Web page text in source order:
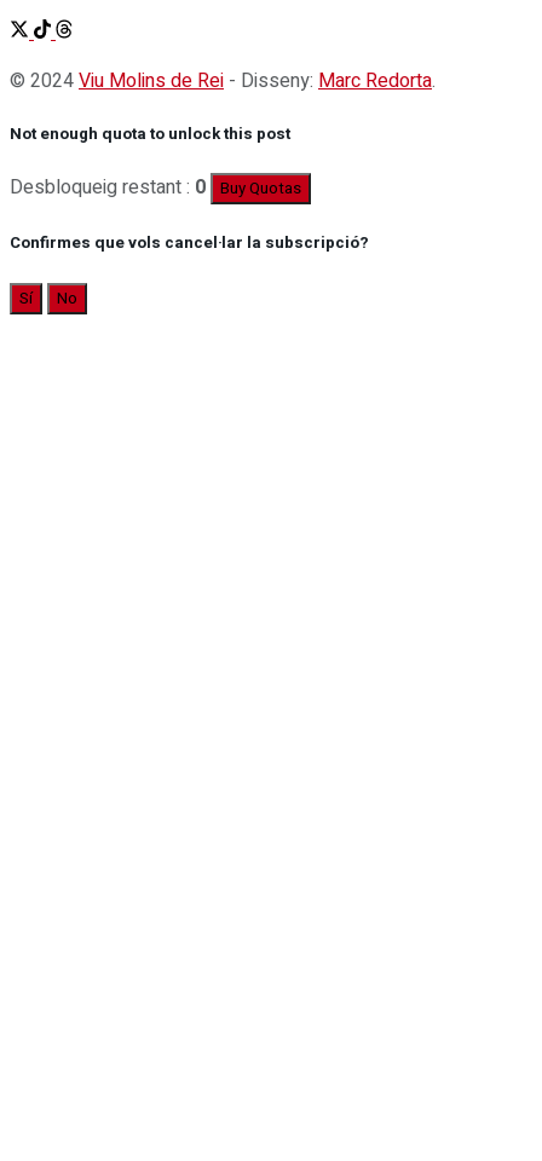
© 2024Viu Molins de Rei - Disseny: Marc Redorta.
Not enough quota to unlock this post
Desbloqueig restant : 0 Buy Quotas
Confirmes que vols cancel·lar la subscripció?
Sí No